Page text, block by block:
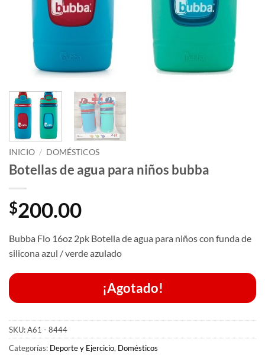
INICIO / DOMÉSTICOS
Botellas de agua para niños bubba
$200.00
Bubba Flo 16oz 2pk Botella de agua para niños con funda de
silicona azul / verde azulado
¡Agotado!
SKU:A61 - 8444
Categorías: Deporte y Ejercicio, Domésticos